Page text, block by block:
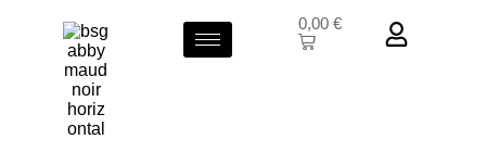
0,00€